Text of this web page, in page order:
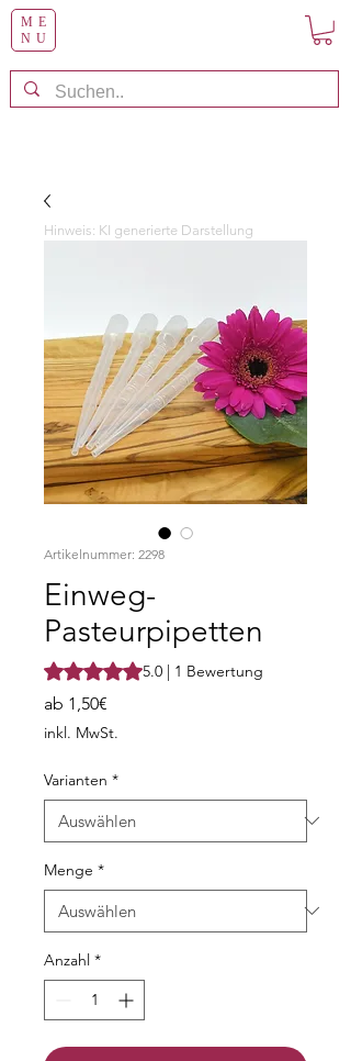
ME
NU
Artikelnummer: 2298
Einweg-
Pasteurpipetten
Das Rating beträgt 5.0 von fünf
5.0 | 1 Bewertung
ab 1,50€
Preis
inkl. MwSt.
Varianten *
Menge *
Anzahl *
Hinweis: KI generierte Darstellung